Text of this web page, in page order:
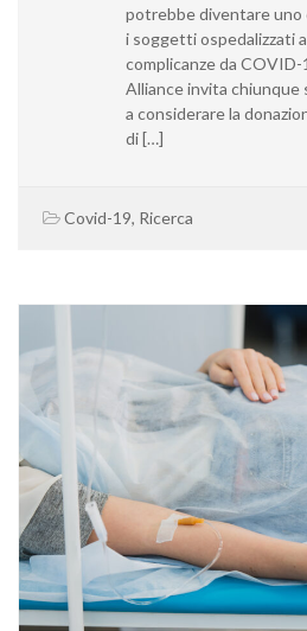
potrebbe diventare
i soggetti ospedalizzati
complicanze da COVID-
Alliance invita chiunque
a considerare la
di […]
Covid-19, Ricerca